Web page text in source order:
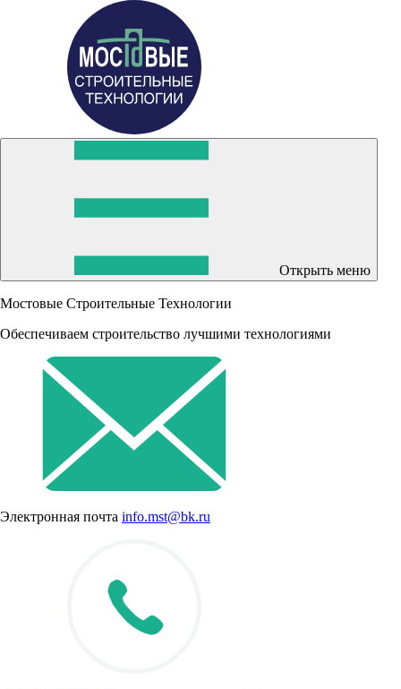
Открыть меню
Мостовые Строительные Технологии
Обеспечиваем строительство лучшими технологиями
Электронная почта info.mst@bk.ru